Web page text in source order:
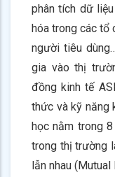
phân tích dữ
hóa trong các tổ
người tiêu
gia vào thị
đồng kinh tế
thức và kỹ năng
học nằm trong
trong thị trường
lẫn nhau